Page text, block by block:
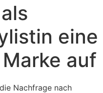
eine
auf
Nachfrage nach